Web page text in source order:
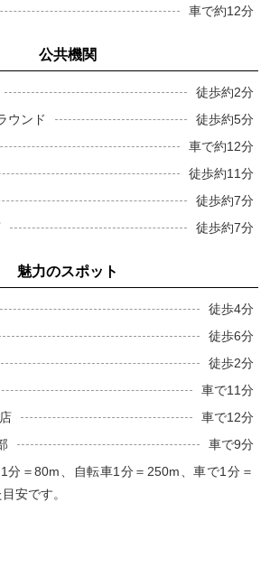
車で約12分
公共機関
徒歩約2分
ウンド
徒歩約5分
車で約12分
徒歩約11分
徒歩約7分
徒歩約7分
魅力のスポット
徒歩4分
徒歩6分
徒歩2分
車で11分
車で12分
車で9分
＝80m、自転車1分＝250m、車で1分＝
安です。